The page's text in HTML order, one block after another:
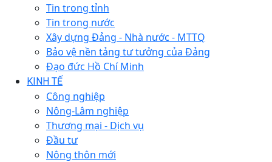
Tin trong tỉnh
Tin trong nước
Xây dựng Đảng - Nhà nước - MTTQ
Bảo vệ nền tảng tư tưởng của Đảng
Đạo đức Hồ Chí Minh
KINH TẾ
Công nghiệp
Nông-Lâm nghiệp
Thương mại - Dịch vụ
Đầu tư
Nông thôn mới